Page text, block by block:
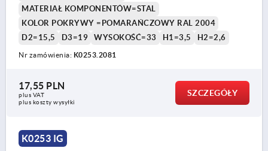
MATERIAŁ KOMPONENTÓW=STAL
KOLOR POKRYWY =POMARAŃCZOWY RAL 2004
D2=15,5
D3=19 WYSOKOŚĆ=33 H1=3,5 H2=2,6
Nr zamówienia: K0253.2081
17,55 PLN
plus VAT
plus koszty wysyłki
SZCZEGÓŁY
K0253 IG